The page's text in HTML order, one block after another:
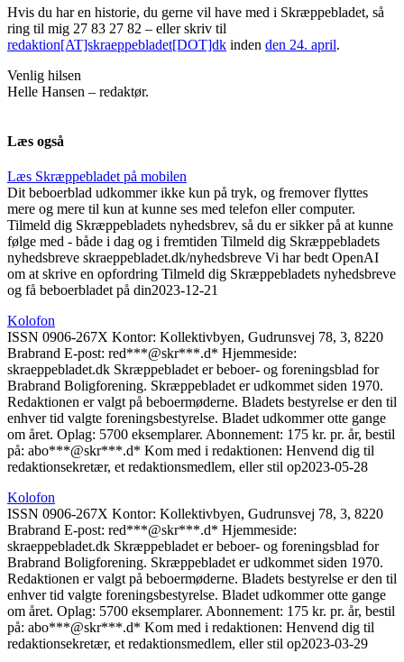
Hvis du har en historie, du gerne vil have med i Skræppebladet, så
ring til mig 27 83 27 82 – eller skriv til
redaktion[AT]skraeppebladet[DOT]dk inden den 24. april.
Venlig hilsen
Helle Hansen – redaktør.
Læs også
Læs Skræppe­bladet på mobilen
Dit beboerblad udkommer ikke kun på tryk, og fremover flyttes
mere og mere til kun at kunne ses med telefon eller computer.
Tilmeld dig Skræppebladets nyhedsbrev, så du er sikker på at kunne
følge med - både i dag og i fremtiden Tilmeld dig Skræppebladets
nyhedsbreve skraeppebladet.dk/nyhedsbreve Vi har bedt OpenAI
om at skrive en opfordring Tilmeld dig Skræppebladets nyhedsbreve
og få beboerbladet på din2023-12-21
Kolofon
ISSN 0906-267X Kontor: Kollektivbyen, Gudrunsvej 78, 3, 8220
Brabrand E-post: red***@skr***.d* Hjemmeside:
skraeppebladet.dk Skræppebladet er beboer- og foreningsblad for
Brabrand Boligforening. Skræppebladet er udkommet siden 1970.
Redaktionen er valgt på beboermøderne. Bladets be­styrelse er den til
enhver tid valgte foreningsbestyrelse. Bladet udkommer otte gange
om året. Oplag: 5700 eksemplarer. Abonnement: 175 kr. pr. år, bestil
på: abo***@skr***.d* Kom med i redaktionen: Henvend dig til
redaktionsekretær, et redaktionsmedlem, eller stil op2023-05-28
Kolofon
ISSN 0906-267X Kontor: Kollektivbyen, Gudrunsvej 78, 3, 8220
Brabrand E-post: red***@skr***.d* Hjemmeside:
skraeppebladet.dk Skræppebladet er beboer- og foreningsblad for
Brabrand Boligforening. Skræppebladet er udkommet siden 1970.
Redaktionen er valgt på beboermøderne. Bladets be­styrelse er den til
enhver tid valgte foreningsbestyrelse. Bladet udkommer otte gange
om året. Oplag: 5700 eksemplarer. Abonnement: 175 kr. pr. år, bestil
på: abo***@skr***.d* Kom med i redaktionen: Henvend dig til
redaktionsekretær, et redaktionsmedlem, eller stil op2023-03-29